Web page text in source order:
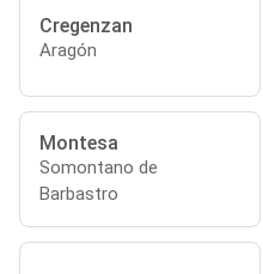
Cregenzan
Aragón
Montesa
Somontano de
Barbastro